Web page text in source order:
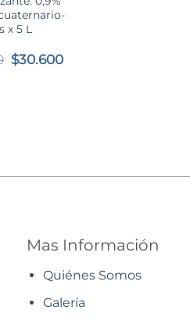
x 5 L
El
$30.600El
Mas Información
Quiénes Somos
Galería